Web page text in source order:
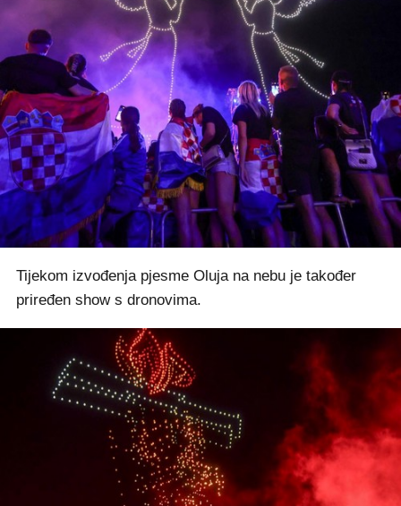
Tijekom izvođenja pjesme Oluja na nebu je također
priređen show s dronovima.